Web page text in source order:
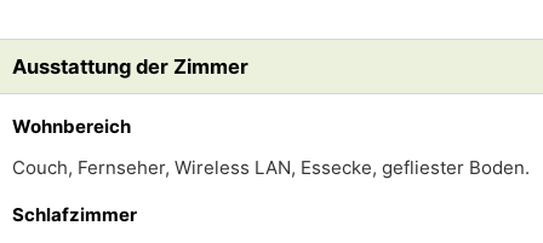
Ausstattung der Zimmer
Wohnbereich
Couch, Fernseher, Wireless LAN, Essecke, gefliester Boden.
Schlafzimmer